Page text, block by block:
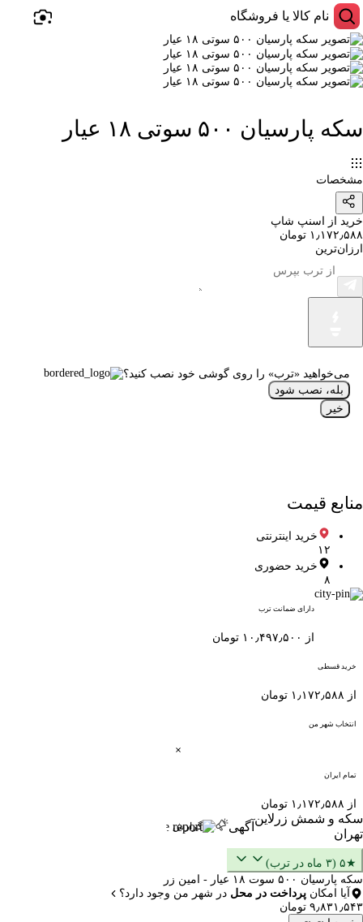
سکه پارسیان ۵۰۰ سوتی ۱۸ عیار
مشخصات
خرید از اسنپ شاپ
۱٫۱۷۲٫۵۸۸ تومان
ارزان‌ترین
می‌خواهید «ترب» را روی گوشی خود نصب کنید؟
بله، نصب شود
خیر
منابع قیمت
خرید اینترنتی
۱۲
خرید حضوری
۸
دارای ضمانت ترب
از ۱۰٫۴۹۷٫۵۰۰ تومان
خرید قسطی
از ۱٫۱۷۲٫۵۸۸ تومان
انتخاب شهر من
تمام ایران
از ۱٫۱۷۲٫۵۸۸ تومان
سکه و شمش زرلاین
تهران
آگهی گزارش
★۵ (۳ ماه در ترب)
سکه پارسیان ۵۰۰ سوت ۱۸ عیار - امین زر
آیا امکان پرداخت در محل در شهر من وجود دارد؟
۹٫۸۳۱٫۵۴۳ تومان